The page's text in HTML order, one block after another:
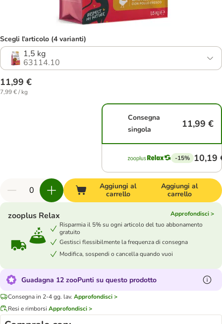
Scegli l'articolo (4 varianti)
1,5 kg
63114.10
11,99 €
7,99 € / kg
Consegna
singola
11,99 €
-15% 10,19
Aggiungi al
carrello
Aggiungi al
carrello
zooplus Relax
Approfondisci >
Risparmia il 5% su ogni articolo del tuo abbonamento
gratuito
Gestisci flessibilmente la frequenza di consegna
Modifica, sospendi o cancella quando vuoi
Guadagna 12 zooPunti su questo prodotto
Consegna in 2-4 gg. lav. Approfondisci >
Resi e rimborsi Approfondisci >